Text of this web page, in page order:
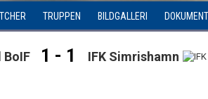
TRUPPEN BILDGALLERI DOKUMENT
BoIF 1 - 1 IFK Simrishamn